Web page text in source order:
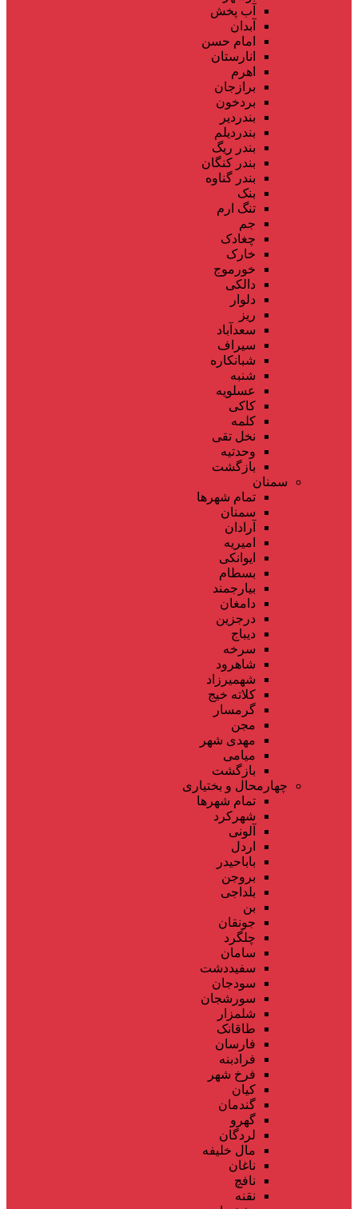
آب پخش
آبدان
امام حسن
انارستان
اهرم
برازجان
بردخون
بندردیر
بندردیلم
بندر ریگ
بندر کنگان
بندر گناوه
بنک
تنگ ارم
جم
چغادک
خارک
خورموج
دالکی
دلوار
ریز
سعدآباد
سیراف
شبانکاره
شنبه
عسلویه
کاکی
کلمه
نخل تقی
وحدتیه
بازگشت
سمنان
تمام شهر‌ها
سمنان
آرادان
امیریه
ایوانکی
بسطام
بیارجمند
دامغان
درجزین
دیباج
سرخه
شاهرود
شهمیرزاد
کلاته خیج
گرمسار
مجن
مهدی شهر
میامی
بازگشت
چهارمحال و بختیاری
تمام شهر‌ها
شهرکرد
آلونی
اردل
باباحیدر
بروجن
بلداجی
بن
جونقان
چلگرد
سامان
سفیددشت
سودجان
سورشجان
شلمزار
طاقانک
فارسان
فرادبنه
فرخ شهر
کیان
گندمان
گهرو
لردگان
مال خلیفه
ناغان
نافچ
نقنه